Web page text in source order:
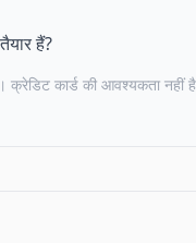
हैं?
कार्ड की आवश्यकता नहीं